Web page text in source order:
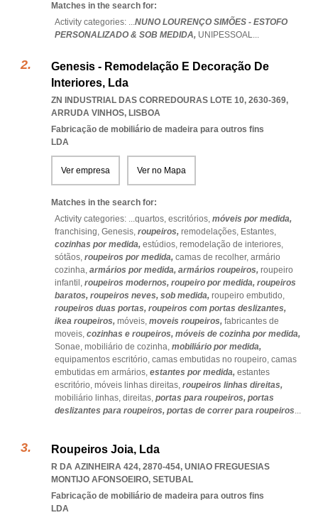
Matches in the search for:
Activity categories: ...NUNO LOURENÇO SIMÕES - ESTOFO
PERSONALIZADO & SOB MEDIDA, UNIPESSOAL...
Genesis - Remodelação E Decoração De
Interiores, Lda
ZN INDUSTRIAL DAS CORREDOURAS LOTE 10, 2630-369,
ARRUDA VINHOS, LISBOA
Fabricação de mobiliário de madeira para outros fins
LDA
Ver empresa Ver no Mapa
Matches in the search for:
Activity categories: ...quartos, escritórios, móveis por medida,
franchising, Genesis, roupeiros, remodelações, Estantes,
cozinhas por medida, estúdios, remodelação de interiores,
sótãos, roupeiros por medida, camas de recolher, armário
cozinha, armários por medida, armários roupeiros, roupeiro
infantil, roupeiros modernos, roupeiro por medida, roupeiros
baratos, roupeiros neves, sob medida, roupeiro embutido,
roupeiros duas portas, roupeiros com portas deslizantes,
ikea roupeiros, móveis, moveis roupeiros, fabricantes de
moveis, cozinhas e roupeiros, móveis de cozinha por medida,
Sonae, mobiliário de cozinha, mobiliário por medida,
equipamentos escritório, camas embutidas no roupeiro, camas
embutidas em armários, estantes por medida, estantes
escritório, móveis linhas direitas, roupeiros linhas direitas,
mobiliário linhas, direitas, portas para roupeiros, portas
deslizantes para roupeiros, portas de correr para roupeiros...
Roupeiros Joia, Lda
R DA AZINHEIRA 424, 2870-454, UNIAO FREGUESIAS
MONTIJO AFONSOEIRO, SETUBAL
Fabricação de mobiliário de madeira para outros fins
LDA